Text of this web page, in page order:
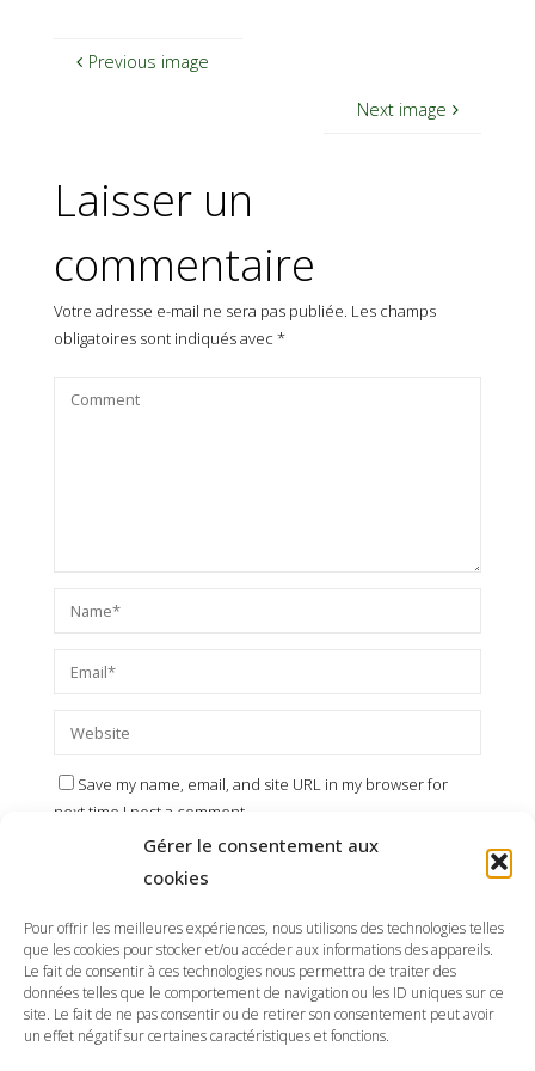
Gérer le consentement aux
cookies
Pour offrir les meilleures expériences, nous utilisons des technologies telles
que les cookies pour stocker et/ou accéder aux informations des appareils.
Le fait de consentir à ces technologies nous permettra de traiter des
données telles que le comportement de navigation ou les ID uniques sur ce
site. Le fait de ne pas consentir ou de retirer son consentement peut avoir
un effet négatif sur certaines caractéristiques et fonctions.
Previous image
Next image
Laisser un
commentaire
Votre adresse e-mail ne sera pas publiée. Les champs
obligatoires sont indiqués avec *
Save my name, email, and site URL in my browser for
next time I post a comment.